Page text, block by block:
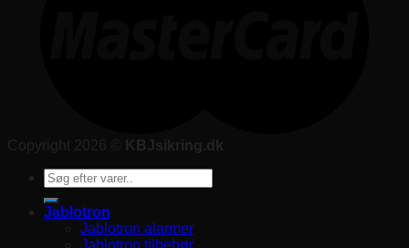
Copyright 2026 ©
KBJsikring.dk
Søg
efter:
Jablotron
Jablotron alarmer
Jablotron tilbehør